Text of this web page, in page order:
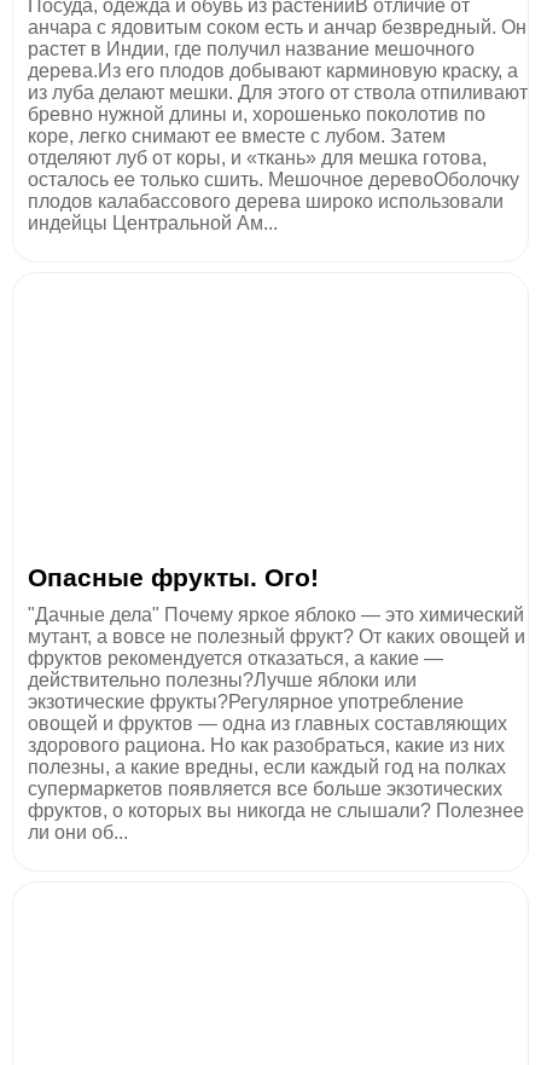
Посуда, одежда и обувь из растенийВ отличие от
анчара с ядовитым соком есть и анчар безвредный. Он
растет в Индии, где получил название мешочного
дерева.Из его плодов добывают карминовую краску, а
из луба делают мешки. Для этого от ствола отпиливают
бревно нужной длины и, хорошенько поколотив по
коре, легко снимают ее вместе с лубом. Затем
отделяют луб от коры, и «ткань» для мешка готова,
осталось ее только сшить. Мешочное деревоОболочку
плодов калабассового дерева широко использовали
индейцы Центральной Ам...
Опасные фрукты. Ого!
"Дачные дела" Почему яркое яблоко — это химический
мутант, а вовсе не полезный фрукт? От каких овощей и
фруктов рекомендуется отказаться, а какие —
действительно полезны?Лучше яблоки или
экзотические фрукты?Регулярное употребление
овощей и фруктов — одна из главных составляющих
здорового рациона. Но как разобраться, какие из них
полезны, а какие вредны, если каждый год на полках
супермаркетов появляется все больше экзотических
фруктов, о которых вы никогда не слышали? Полезнее
ли они об...